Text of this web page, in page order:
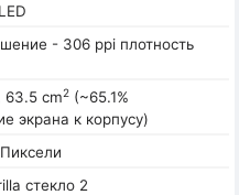
- 306 ppi плотность
cm2(~65.1%
экрана к корпусу)
стекло 2